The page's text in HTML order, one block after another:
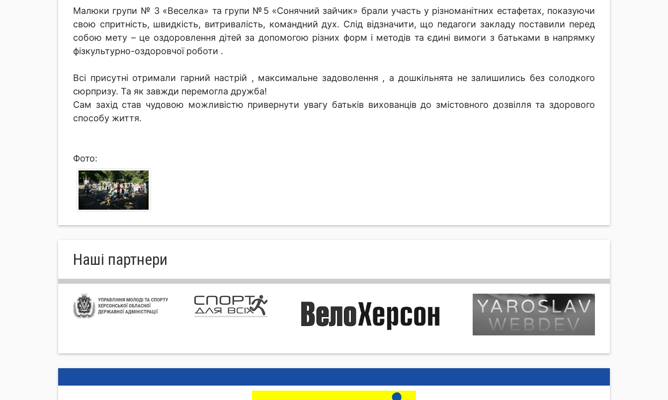
Малюки групи № 3 «Веселка» та групи №5 «Сонячний зайчик» брали участь у різноманітних естафетах, показуючи
свою спритність, швидкість, витривалість, командний дух. Слід відзначити, що педагоги закладу поставили перед
собою мету – це оздоровлення дітей за допомогою різних форм і методів та єдині вимоги з батьками в напрямку
фізкультурно-оздоровчої роботи .
Всі присутні отримали гарний настрій , максимальне задоволення , а дошкільнята не залишились без солодкого
сюрпризу. Та як завжди перемогла дружба!
Сам захід став чудовою можливістю привернути увагу батьків вихованців до змістовного дозвілля та здорового
способу життя.
Фото:
Нашi партнери